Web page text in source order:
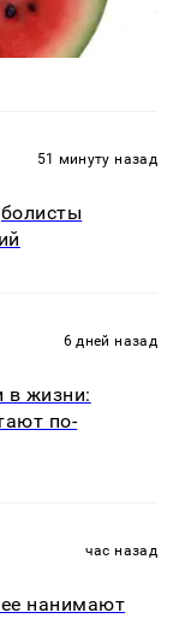
51 минуту назад
6 дней назад
в жизни:
по-
час назад
нанимают